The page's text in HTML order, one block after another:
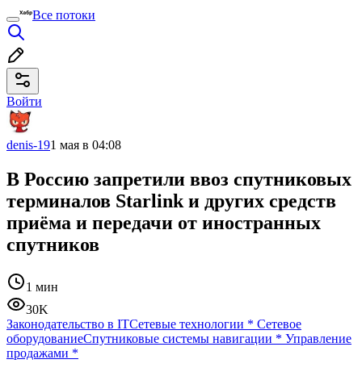
Все потоки
Войти
denis-191 мая в 04:08
В Россию запретили ввоз спутниковых
терминалов Starlink и других средств
приёма и передачи от иностранных
спутников
1 мин
30K
Законодательство в ITСетевые технологии * Сетевое
оборудованиеСпутниковые системы навигации * Управление
продажами *